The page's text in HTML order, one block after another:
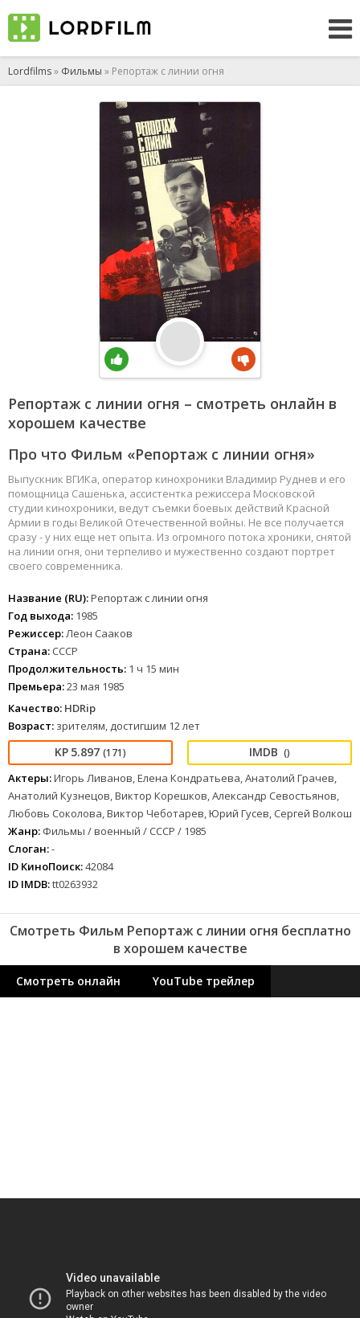
Lordfilms» Фильмы » Репортаж с линии огня
Репортаж с линии огня – смотреть онлайн в
хорошем качестве
Про что Фильм «Репортаж с линии огня»
Выпускник ВГИКа, оператор кинохроники Владимир Руднев и его
помощница Сашенька, ассистентка режиссера Московской
студии кинохроники, ведут съемки боевых действий Красной
Армии в годы Великой Отечественной войны. Не все получается
сразу - у них еще нет опыта. Из огромного потока хроники, снятой
на линии огня, они терпеливо и мужественно создают портрет
своего современника.
Название (RU):Репортаж с линии огня
Год выхода: 1985
Режиссер:Леон Сааков
Страна: СССР
Продолжительность: 1 ч 15 мин
Премьера:23 мая 1985
Качество: HDRip
Возраст: зрителям, достигшим 12 лет
5.897 (171) ()
Актеры:Игорь Ливанов, Елена Кондратьева, Анатолий Грачев,
Анатолий Кузнецов, Виктор Корешков, Александр Севостьянов,
Любовь Соколова, Виктор Чеботарев, Юрий Гусев, Сергей Волкош
Жанр: Фильмы / военный / СССР / 1985
Слоган:-
ID КиноПоиск:42084
ID IMDB:tt0263932
Смотреть Фильм Репортаж с линии огня бесплатно
в хорошем качестве
Смотреть онлайн YouTube трейлер